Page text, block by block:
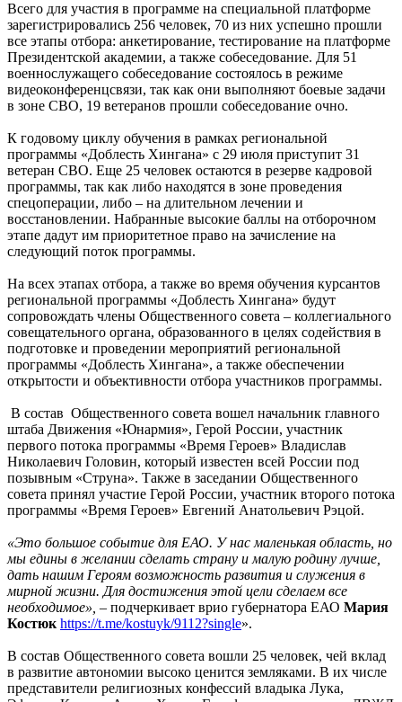
Всего для участия в программе на специальной платформе
зарегистрировались 256 человек, 70 из них успешно прошли
все этапы отбора: анкетирование, тестирование на платформе
Президентской академии, а также собеседование. Для 51
военнослужащего собеседование состоялось в режиме
видеоконференцсвязи, так как они выполняют боевые задачи
в зоне СВО, 19 ветеранов прошли собеседование очно.
К годовому циклу обучения в рамках региональной
программы «Доблесть Хингана» с 29 июля приступит 31
ветеран СВО. Еще 25 человек остаются в резерве кадровой
программы, так как либо находятся в зоне проведения
спецоперации, либо – на длительном лечении и
восстановлении. Набранные высокие баллы на отборочном
этапе дадут им приоритетное право на зачисление на
следующий поток программы.
На всех этапах отбора, а также во время обучения курсантов
региональной программы «Доблесть Хингана» будут
сопровождать члены Общественного совета – коллегиального
совещательного органа, образованного в целях содействия в
подготовке и проведении мероприятий региональной
программы «Доблесть Хингана», а также обеспечении
открытости и объективности отбора участников программы.
В состав Общественного совета вошел начальник главного
штаба Движения «Юнармия», Герой России, участник
первого потока программы «Время Героев» Владислав
Николаевич Головин, который известен всей России под
позывным «Струна». Также в заседании Общественного
совета принял участие Герой России, участник второго потока
программы «Время Героев» Евгений Анатольевич Рэцой.
«Это большое событие для ЕАО. У нас маленькая область, но
мы едины в желании сделать страну и малую родину лучше,
дать нашим Героям возможность развития и служения в
мирной жизни. Для достижения этой цели сделаем все
необходимое», – подчеркивает врио губернатора ЕАО Мария
Костюк https://t.me/kostuyk/9112?single».
В состав Общественного совета вошли 25 человек, чей вклад
в развитие автономии высоко ценится земляками. В их числе
представители религиозных конфессий владыка Лука,